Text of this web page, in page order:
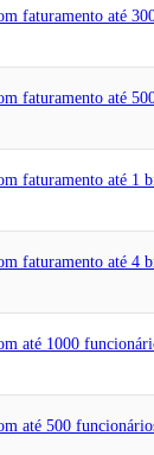
faturamento até
faturamento até
faturamento até 1
faturamento até 4
até 1000
até 500